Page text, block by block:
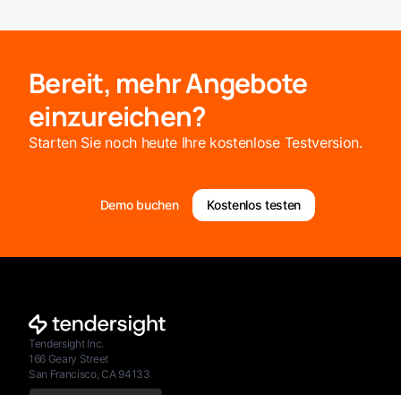
Bereit, mehr Angebote
einzureichen?
Starten Sie noch heute Ihre kostenlose Testversion.
Demo buchen Kostenlos testen
Tendersight Inc.
166 Geary Street
San Francisco, CA 94133